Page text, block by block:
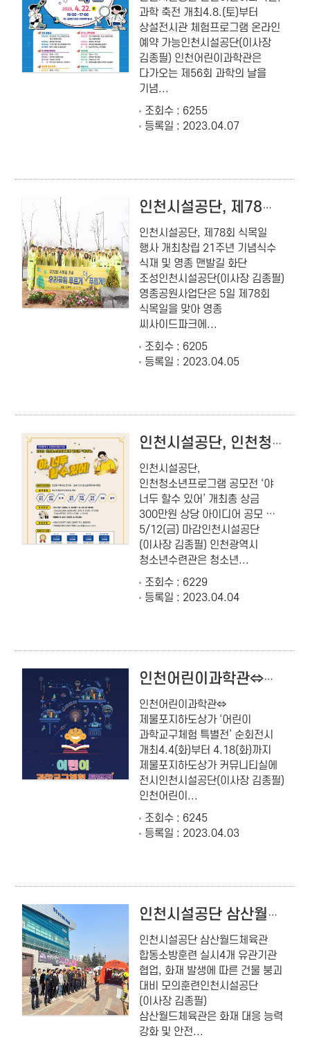
과학 축전 개최4.8.(토)부터
상설전시관 체험프로그램 온라인
예약 가능인천시설공단(이사장
김종필) 인천어린이과학관은
다가오는 제56회 과학의 날을
기념...
조회수 : 6255
등록일 : 2023.04.07
인천시설공단, 제78회 식목일 행사 개최
인천시설공단, 제78회 식목일
행사 개최창립 21주년 기념식수
식재 및 영종 맨발길 화단
조성인천시설공단(이사장 김종필)
영종공원사업단은 5일 제78회
식목일을 맞아 영종
씨사이드파크에...
조회수 : 6205
등록일 : 2023.04.05
인천시설공단, 인천청소년프로그램 공모전 ‘야 너두 할수 있어’ 개최
인천시설공단,
인천청소년프로그램 공모전 ‘야
너두 할수 있어’ 개최총 상금
300만원 상당 아이디어 공모 …
5/12(금) 마감인천시설공단
(이사장 김종필) 인천광역시
청소년수련관은 청소년...
조회수 : 6229
등록일 : 2023.04.04
인천어린이과학관⇔제물포지하도상가 ‘어린이 과학교구체험 특별전’ 순회전시 개최
인천어린이과학관⇔
제물포지하도상가 ‘어린이
과학교구체험 특별전’ 순회전시
개최4.4(화)부터 4.18(화)까지
제물포지하도상가 커뮤니티실에
전시인천시설공단(이사장 김종필)
인천어린이...
조회수 : 6245
등록일 : 2023.04.03
인천시설공단 삼산월드체육관 합동소방훈련 실시
인천시설공단 삼산월드체육관
합동소방훈련 실시4개 유관기관
협업, 화재 발생에 따른 건물 붕괴
대비 모의훈련인천시설공단
(이사장 김종필)
삼산월드체육관은 화재 대응 능력
강화 및 안전...